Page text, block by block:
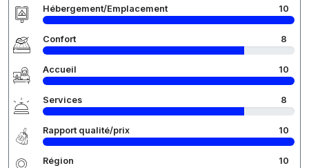
Hébergement/Emplacement 10
Confort 8
Accueil 10
Services 8
Rapport qualité/prix 10
Région 10